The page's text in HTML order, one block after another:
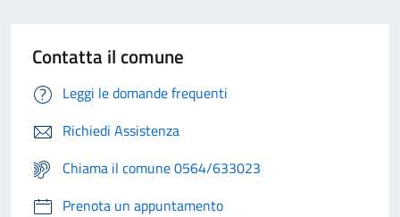
Contatta il comune
Leggi le domande frequenti
Richiedi Assistenza
Chiama il comune 0564/633023
Prenota un appuntamento